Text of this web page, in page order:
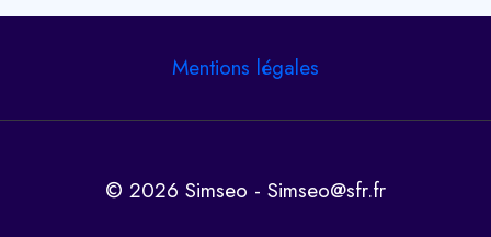
Mentions légales
© 2026 Simseo - Simseo@sfr.fr